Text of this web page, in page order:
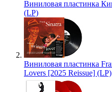
Виниловая пластинка
(LP)
Виниловая пластинка
Lovers [2025 Reissue] (LP)